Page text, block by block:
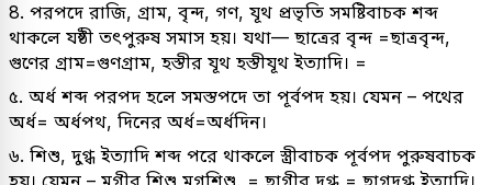
8. পরপদে রাজি, গ্রাম, বৃন্দ, গণ, যূথ প্রভৃতি সমষ্টিবাচক শব্দ
থাকলে যষ্ঠী তৎপুরুষ সমাস হয়। যথা— ছাত্রের বৃন্দ =ছাত্রবৃন্দ,
গুণের গ্রাম=গুণগ্রাম, হস্তীর যূথ হস্তীযূথ ইত্যাদি। =
৫. অর্ধ শব্দ পরপদ হলে সমস্তপদে তা পূর্বপদ হয়। যেমন – পথের
অর্ধ= অর্ধপথ, দিনের অর্ধ=অর্ধদিন।
৬. শিশু, দুগ্ধ ইত্যাদি শব্দ পরে থাকলে স্ত্রীবাচক পূর্বপদ পুরুষবাচক